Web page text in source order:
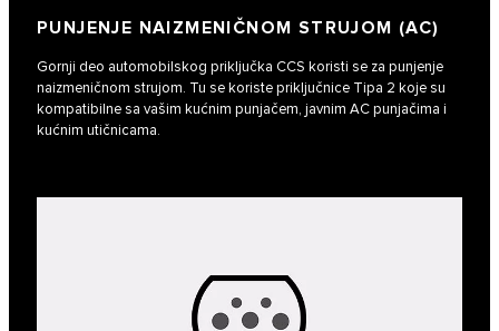
PUNJENJE NAIZMENIČNOM STRUJOM (AC)
Gornji deo automobilskog priključka CCS koristi se za punjenje
naizmeničnom strujom. Tu se koriste priključnice Tipa 2 koje su
kompatibilne sa vašim kućnim punjačem, javnim AC punjačima i
kućnim utičnicama.